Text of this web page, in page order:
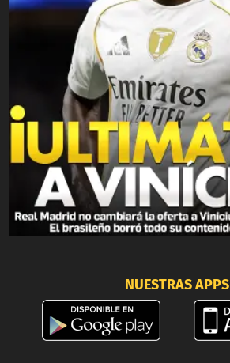
NUESTRAS APPS